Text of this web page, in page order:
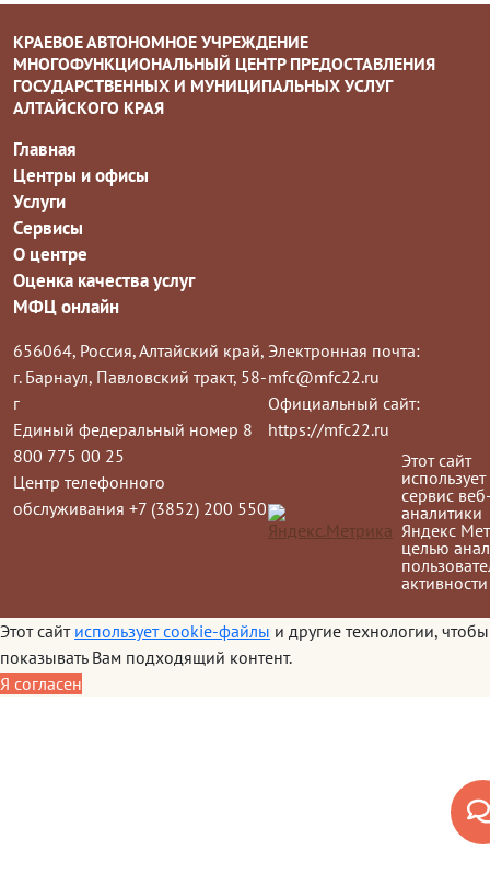
КРАЕВОЕ АВТОНОМНОЕ УЧРЕЖДЕНИЕ
МНОГОФУНКЦИОНАЛЬНЫЙ ЦЕНТР ПРЕДОСТАВЛЕНИЯ
ГОСУДАРСТВЕННЫХ И МУНИЦИПАЛЬНЫХ УСЛУГ
АЛТАЙСКОГО КРАЯ
Главная
Центры и офисы
Услуги
Сервисы
О центре
Оценка качества услуг
МФЦ онлайн
656064, Россия, Алтайский край,
г. Барнаул, Павловский тракт, 58-
г
Единый федеральный номер 8
800 775 00 25
Центр телефонного
обслуживания +7 (3852) 200 550
Электронная почта:
mfc@mfc22.ru
Официальный сайт:
https://mfc22.ru
Этот сайт
использует
сервис
аналитики
Яндекс
целью
активности
Этот сайт использует cookie-файлы и другие технологии, чтобы
показывать Вам подходящий контент.
Я согласен